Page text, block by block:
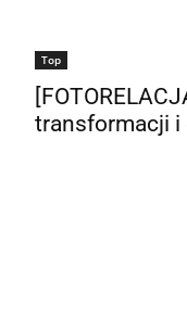
Top
transformacji i